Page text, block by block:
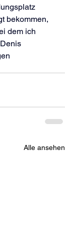
bekommen,
dem ich
Alle ansehen